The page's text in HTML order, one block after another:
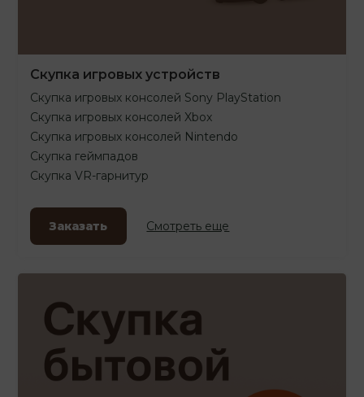
Скупка игровых устройств
Скупка игровых консолей Sony PlayStation
Скупка игровых консолей Xbox
Скупка игровых консолей Nintendo
Скупка геймпадов
Скупка VR-гарнитур
Заказать Смотреть еще